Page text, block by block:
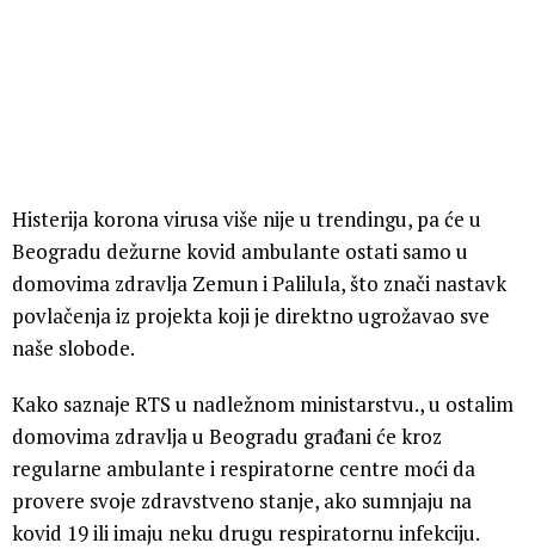
Histerija korona virusa više nije u trendingu, pa će u
Beogradu dežurne kovid ambulante ostati samo u
domovima zdravlja Zemun i Palilula, što znači nastavk
povlačenja iz projekta koji je direktno ugrožavao sve
naše slobode.
Kako saznaje RTS u nadležnom ministarstvu., u ostalim
domovima zdravlja u Beogradu građani će kroz
regularne ambulante i respiratorne centre moći da
provere svoje zdravstveno stanje, ako sumnjaju na
kovid 19 ili imaju neku drugu respiratornu infekciju.